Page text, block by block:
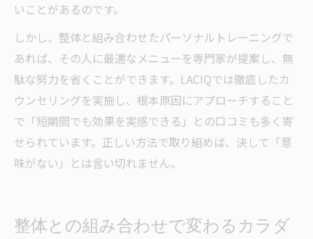
いことがあるのです。
しかし、整体と組み合わせたパーソナルトレーニングで
あれば、その人に最適なメニューを専門家が提案し、無
駄な努力を省くことができます。LACIQでは徹底したカ
ウンセリングを実施し、根本原因にアプローチすること
で「短期間でも効果を実感できる」との口コミも多く寄
せられています。正しい方法で取り組めば、決して「意
味がない」とは言い切れません。
整体との組み合わせで変わるカラダ